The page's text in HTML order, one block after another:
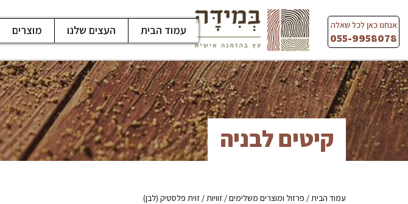
content
אנחנו כאן לכל שאלה
055-9958078
עמוד הבית העצים שלנו מוצרים
קיטים לבניה
עמוד הבית/ פרזול ומוצרים משלימים/ זוויות/ זוית פלסטיק (לבן)